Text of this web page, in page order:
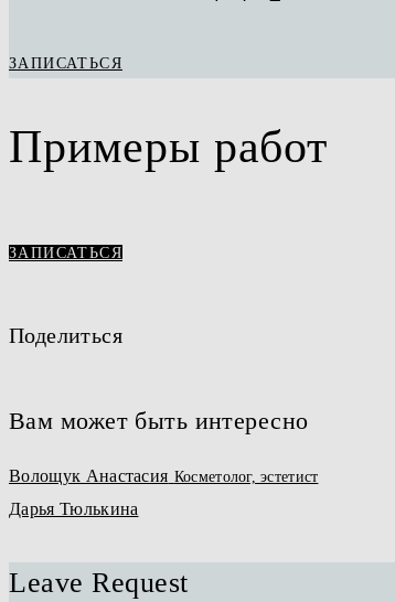
ЗАПИСАТЬСЯ
Примеры работ
ЗАПИСАТЬСЯ
Поделиться
Вам может быть интересно
Волощук Анастасия Косметолог, эстетист
Дарья Тюлькина
Leave Request